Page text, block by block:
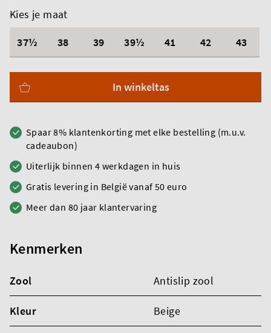
Kies je maat
37½
38 39 39½ 41 42 43
In winkeltas
Spaar 8% klantenkorting met elke bestelling (m.u.v.
cadeaubon)
Uiterlijk binnen 4 werkdagen in huis
Gratis levering in België vanaf 50 euro
Meer dan 80 jaar klantervaring
Kenmerken
Zool Antislip zool
Kleur Beige